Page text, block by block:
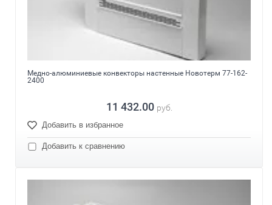
Медно-алюминиевые конвекторы настенные Новотерм 77-162-
2400
11 432.00 руб.
Добавить в избранное
Добавить к сравнению